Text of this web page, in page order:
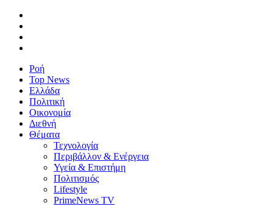
Ροή
Top News
Ελλάδα
Πολιτική
Οικονομία
Διεθνή
Θέματα
Τεχνολογία
Περιβάλλον & Ενέργεια
Υγεία & Επιστήμη
Πολιτισμός
Lifestyle
PrimeNews TV